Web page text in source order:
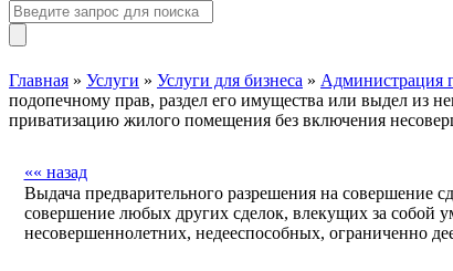
Главная » Услуги » Услуги для бизнеса » Администрация
подопечному прав, раздел его имущества или выдел из
приватизацию жилого помещения без включения
«« назад
Выдача предварительного разрешения на совершение
совершение любых других сделок, влекущих за собой
несовершеннолетних, недееспособных, ограниченно